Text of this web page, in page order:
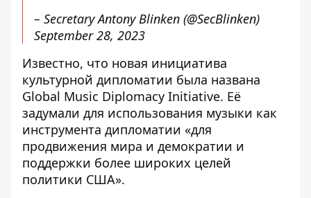
– Secretary Antony Blinken (@SecBlinken)
September 28, 2023
Известно, что новая инициатива
культурной дипломатии была названа
Global Music Diplomacy Initiative. Её
задумали для использования музыки как
инструмента дипломатии «для
продвижения мира и демократии и
поддержки более широких целей
политики США».